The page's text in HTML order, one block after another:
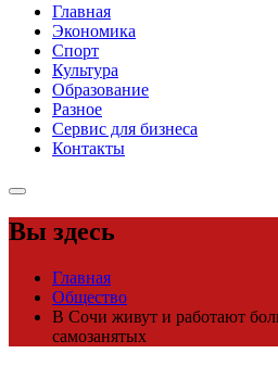
Главная
Экономика
Спорт
Культура
Образование
Разное
Сервис для бизнеса
Контакты
Вы здесь
Главная
Общество
В Сочи живут и работают
самозанятых